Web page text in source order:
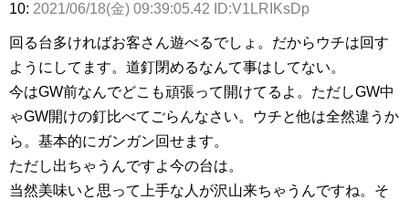
10: 2021/06/18(金) 09:39:05.42 ID:V1LRIKsDp
回る台多ければお客さん遊べるでしょ。だからウチは回す
ようにしてます。道釘閉めるなんて事はしてない。
今はGW前なんでどこも頑張って開けてるよ。ただしGW中
ゃGW開けの釘比べてごらんなさい。ウチと他は全然違うか
ら。基本的にガンガン回せます。
ただし出ちゃうんですよ今の台は。
当然美味いと思って上手な人が沢山来ちゃうんですね。そ